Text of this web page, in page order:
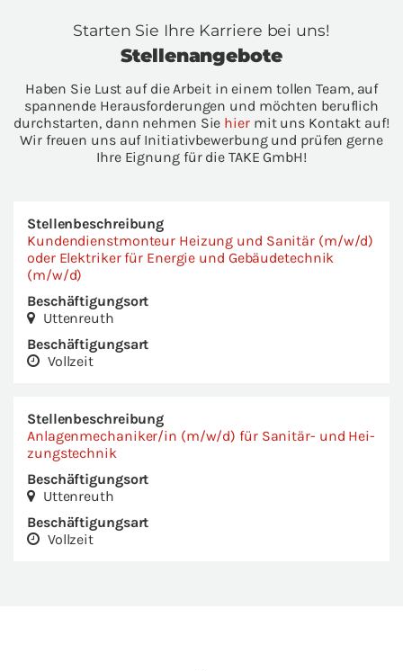
Star­ten Sie Ihre Kar­rie­re bei uns!
Stel­len­an­ge­bo­te
Haben Sie Lust auf die Ar­beit in einem tol­len Team, auf
span­nen­de Her­aus­forde­run­gen und möch­ten be­ruf­lich
durch­star­ten, dann neh­men Sie hiermit uns Kon­takt auf!
Wir freu­en uns auf In­itia­tiv­be­wer­bung und prü­fen gerne
Ihre Eig­nung für die TAKE GmbH!
Stel­len­be­schrei­bung
Kun­den­dienst­mon­teur Hei­zung und Sa­ni­tär (m/w/d)
oder Elek­tri­ker für En­er­gie und Ge­bäu­de­tech­nik
(m/w/d)
Be­schäf­ti­gungs­ort
Ut­ten­reuth
Be­schäf­ti­gungs­art
Voll­zeit
Stel­len­be­schrei­bung
An­la­gen­me­cha­ni­ker/in (m/w/d) für Sa­ni­tär- und Hei­
zungs­tech­nik
Be­schäf­ti­gungs­ort
Ut­ten­reuth
Be­schäf­ti­gungs­art
Voll­zeit